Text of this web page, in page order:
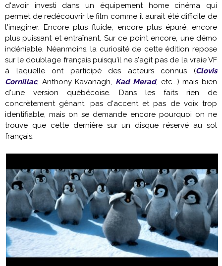
d'avoir investi dans un équipement home cinéma qui
permet de redécouvrir le film comme il aurait été difficile de
l'imaginer. Encore plus fluide, encore plus épuré, encore
plus puissant et entraînant. Sur ce point encore, une démo
indéniable. Néanmoins, la curiosité de cette édition repose
sur le doublage français puisqu'il ne s'agit pas de la vraie VF
à laquelle ont participé des acteurs connus (Clovis
Cornillac, Anthony Kavanagh, Kad Merad, etc...) mais bien
d'une version québécoise. Dans les faits rien de
concrètement gênant, pas d'accent et pas de voix trop
identifiable, mais on se demande encore pourquoi on ne
trouve que cette dernière sur un disque réservé au sol
français.